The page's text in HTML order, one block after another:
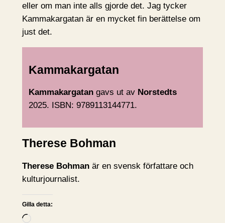
eller om man inte alls gjorde det. Jag tycker
Kammakargatan är en mycket fin berättelse om
just det.
Kammakargatan
Kammakargatan gavs ut av Norstedts
2025. ISBN: 9789113144771.
Therese Bohman
Therese Bohmanär en svensk författare och
kulturjournalist.
Gilla detta:
L